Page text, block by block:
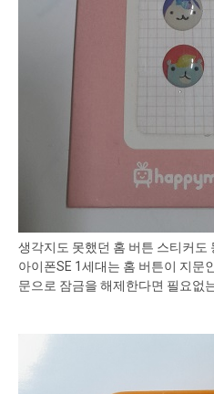
생각지도 못했던 홈 버튼 스티커도
아이폰SE 1세대는 홈 버튼이 지문
문으로 잠금을 해제한다면 필요없